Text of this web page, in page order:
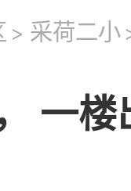
> 采荷二小
一